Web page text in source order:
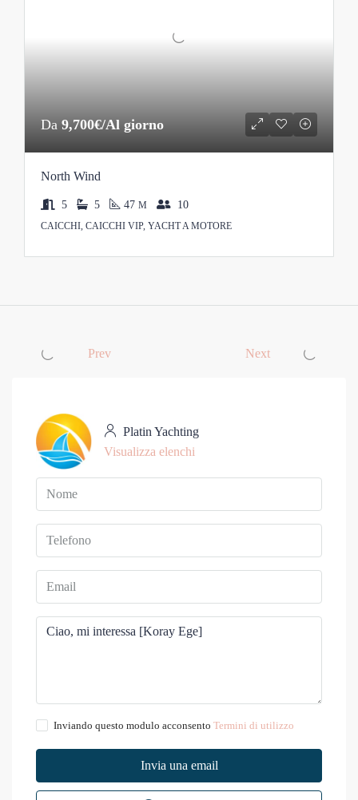
Da 9,700€/Al giorno
North Wind
5 5 47 M 10
CAICCHI, CAICCHI VIP, YACHT A MOTORE
Prev Next
Platin Yachting
Visualizza elenchi
Inviando questo modulo acconsento Termini di utilizzo
Invia una email